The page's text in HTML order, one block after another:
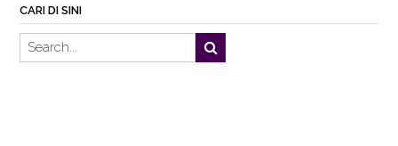
CARI DI SINI